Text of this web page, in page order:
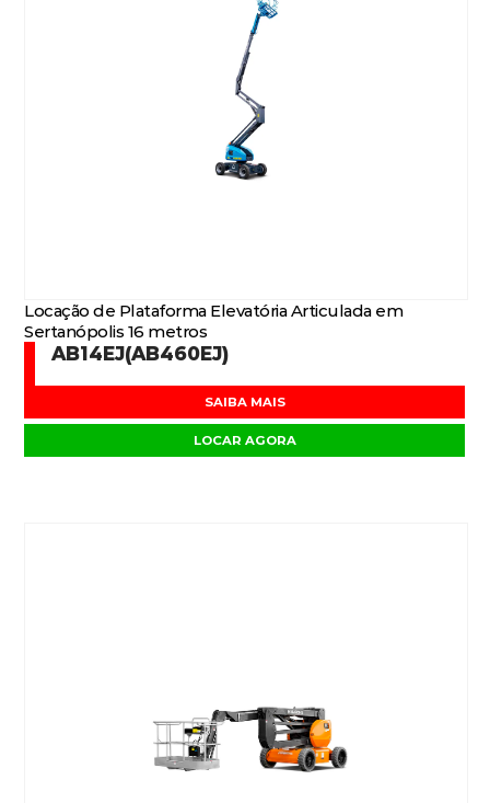
Locação de Plataforma Elevatória Articulada em
Sertanópolis 16 metros
AB14EJ(AB460EJ)
SAIBA MAIS
LOCAR AGORA